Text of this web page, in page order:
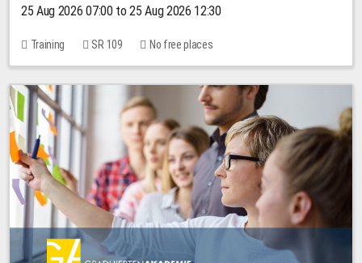
25 Aug 2026 07:00 to 25 Aug 2026 12:30
Training SR 109 No free places